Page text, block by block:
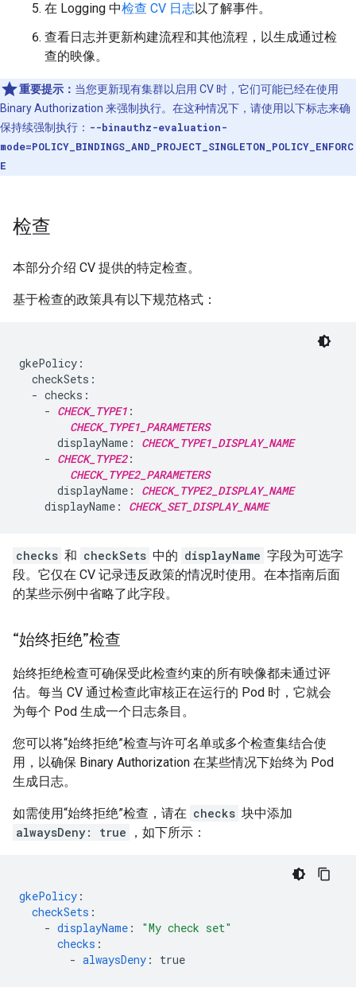
在 Logging 中检查 CV 日志以了解事件。
查看日志并更新构建流程和其他流程，以生成通过检
查的映像。
重要提示： 当您更新现有集群以启用 CV 时，它们可能已经在使用
Binary Authorization 来强制执行。在这种情况下，请使用以下标志来确
保持续强制执行： --binauthz-evaluation-
mode=POLICY_BINDINGS_AND_PROJECT_SINGLETON_POLICY_ENFORC
E
检查
本部分介绍 CV 提供的特定检查。
基于检查的政策具有以下规范格式：
gkePolicy:
  checkSets:
  - checks:
    -
CHECK_TYPE1 :
CHECK_TYPE1_PARAMETERS
      displayName:
CHECK_TYPE1_DISPLAY_NAME
    -
CHECK_TYPE2:
CHECK_TYPE2_PARAMETERS
      displayName:
CHECK_TYPE2_DISPLAY_NAME
    displayName:
CHECK_SET_DISPLAY_NAME
checks 和 checkSets 中的 displayName 字段为可选字
段。它仅在 CV 记录违反政策的情况时使用。在本指南后面
的某些示例中省略了此字段。
“始终拒绝”检查
始终拒绝检查可确保受此检查约束的所有映像都未通过评
估。每当 CV 通过检查此审核正在运行的 Pod 时，它就会
为每个 Pod 生成一个日志条目。
您可以将“始终拒绝”检查与许可名单或多个检查集结合使
用，以确保 Binary Authorization 在某些情况下始终为 Pod
生成日志。
如需使用“始终拒绝”检查，请在 checks 块中添加
alwaysDeny: true
，如下所示：
gkePolicy :
checkSets :
- displayName : "My check set"
checks :
- alwaysDeny : true